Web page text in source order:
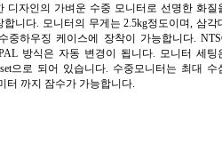
디자인의 가벼운 수중 모니터로 선명한 화질
합니다. 모니터의 무게는 2.5kg정도이며, 삼각
중하우징 케이스에 장착이 가능합니다.
방식은 자동 변경이 됩니다. 모니터 세팅
set으로 되어 있습니다. 수중모니터는 최대 수
터 까지 잠수가 가능합니다.